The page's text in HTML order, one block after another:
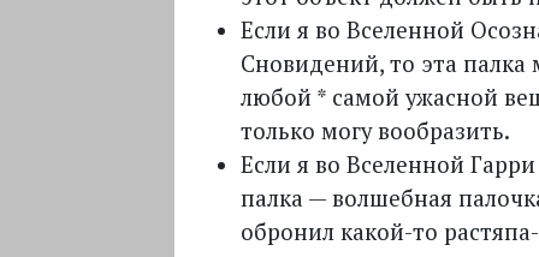
Если я во Вселенной
Сновидений, то эта
любой * самой ужасной
только могу вообразить.
Если я во Вселенной
палка — волшебная
обронил какой-то